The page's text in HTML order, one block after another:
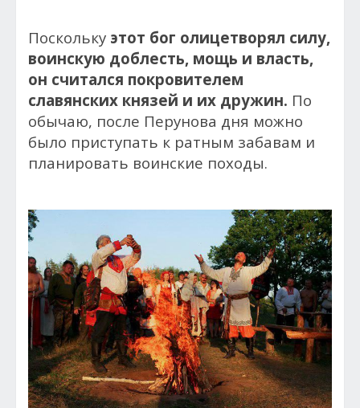
Поскольку этот бог олицетворял силу,
воинскую доблесть, мощь и власть,
он считался покровителем
славянских князей и их дружин. По
обычаю, после Перунова дня можно
было приступать к ратным забавам и
планировать воинские походы.